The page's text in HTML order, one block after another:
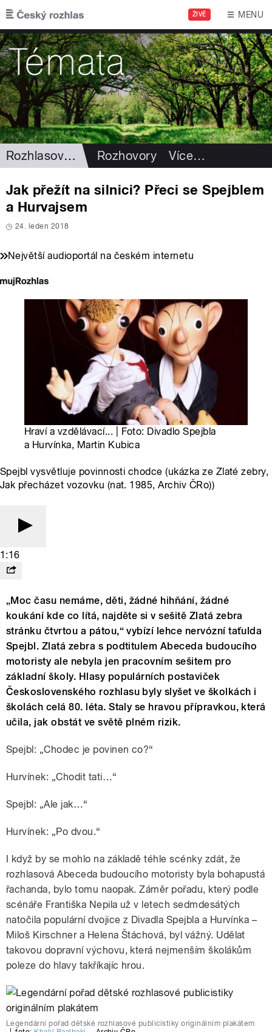
Přejít k hlavnímu obsahu
ŽIVĚ MENU
Rozhlasová historie Rozhovory Více…
Jak přežít na silnici? Přeci se Spejblem
a Hurvajsem
24. leden 2018
Největší audioportál na českém internetu
Hraví a vzdělávací... | Foto: Divadlo Spejbla
a Hurvínka, Martin Kubica
Spejbl vysvětluje povinnosti chodce (ukázka ze Zlaté zebry,
Jak přecházet vozovku (nat. 1985, Archiv ČRo))
1:16
„Moc času nemáme, děti, žádné hihňání, žádné
koukání kde co lítá, najděte si v sešitě Zlatá zebra
stránku čtvrtou a pátou,“ vybízí lehce nervózní taťulda
Spejbl. Zlatá zebra s podtitulem Abeceda budoucího
motoristy ale nebyla jen pracovním sešitem pro
základní školy. Hlasy populárních postaviček
Československého rozhlasu byly slyšet ve školkách i
školách celá 80. léta. Staly se hravou přípravkou, která
učila, jak obstát ve světě plném rizik.
Spejbl: „Chodec je povinen co?“
Hurvínek: „Chodit tati…“
Spejbl: „Ale jak…“
Hurvínek: „Po dvou.“
I když by se mohlo na základě téhle scénky zdát, že
rozhlasová Abeceda budoucího motoristy byla bohapustá
řachanda, bylo tomu naopak. Záměr pořadu, který podle
scénáře Františka Nepila už v letech sedmdesátých
natočila populární dvojice z Divadla Spejbla a Hurvínka –
Miloš Kirschner a Helena Štáchová, byl vážný. Udělat
takovou dopravní výchovu, která nejmenším školákům
poleze do hlavy takříkajíc hrou.
Legendární pořad dětské rozhlasové publicistiky originálním plakátem